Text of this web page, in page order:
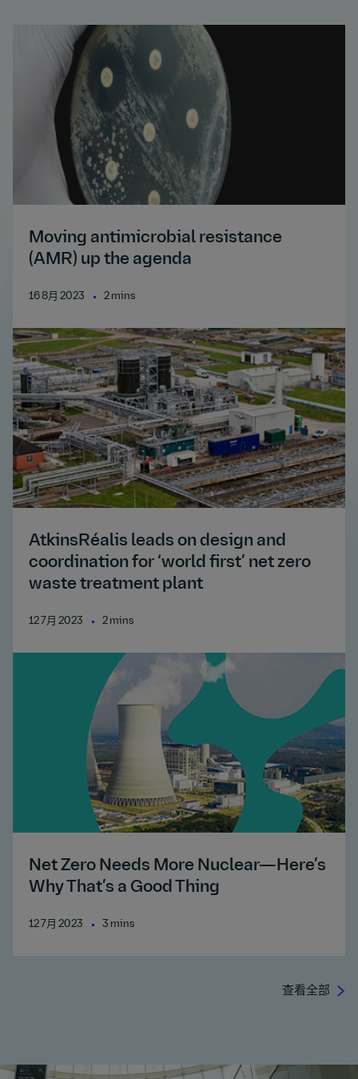
Moving antimicrobial resistance
(AMR) up the agenda
16 8月 2023 2 mins
AtkinsRéalis leads on design and
coordination for ‘world first’ net zero
waste treatment plant
12 7月 2023 2 mins
Net Zero Needs More Nuclear—Here’s
Why That’s a Good Thing
12 7月 2023 3 mins
查看全部